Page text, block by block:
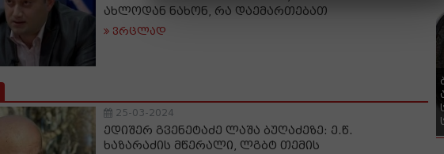
ახლოდან ნახონ, რა დაემართებათ
ვრცლად
25-03-2024
ედიშერ გვენეტაძე ლაშა ბუღაძეზე: ე.წ.
ხაზარაძის მწერალი, ლგბტ თემის